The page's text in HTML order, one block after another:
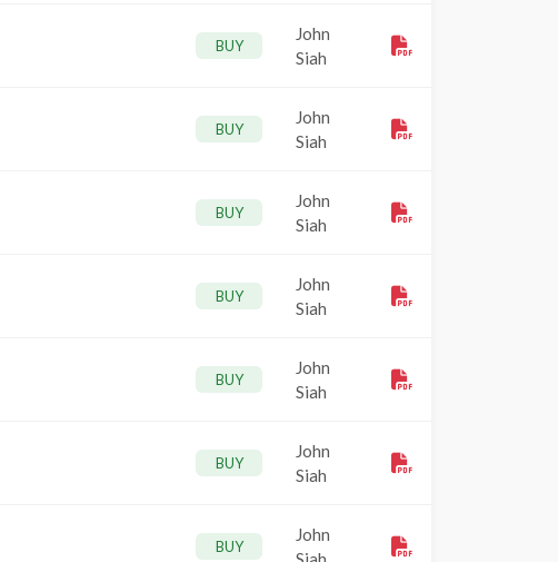
BUY
John
Siah
BUY
John
Siah
BUY
John
Siah
BUY
John
Siah
BUY
John
Siah
BUY
John
Siah
BUY
John